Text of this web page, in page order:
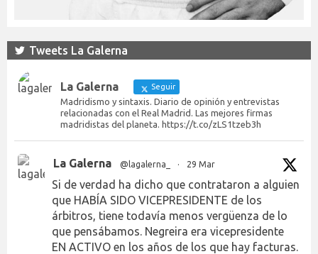
Tweets La Galerna
La Galerna Seguir
Madridismo y sintaxis. Diario de opinión y entrevistas
relacionadas con el Real Madrid. Las mejores firmas
madridistas del planeta. https://t.co/zLS1tzeb3h
La Galerna @lagalerna_ · 29 Mar
Si de verdad ha dicho que contrataron a alguien
que HABÍA SIDO VICEPRESIDENTE de los
árbitros, tiene todavía menos vergüenza de lo
que pensábamos. Negreira era vicepresidente
EN ACTIVO en los años de los que hay facturas.